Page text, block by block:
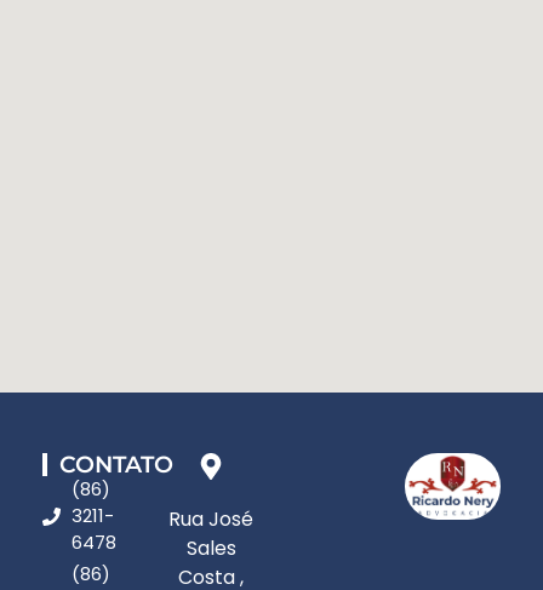
(86)
3211-
6478
(86)
CONTATO
Rua José
Sales
Costa ,